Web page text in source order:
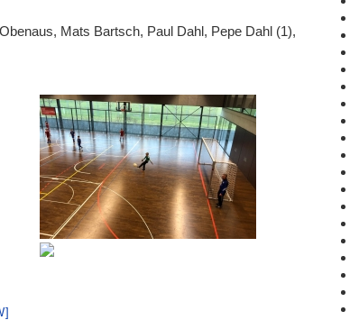
Mats Bartsch, Paul Dahl, Pepe Dahl (1),